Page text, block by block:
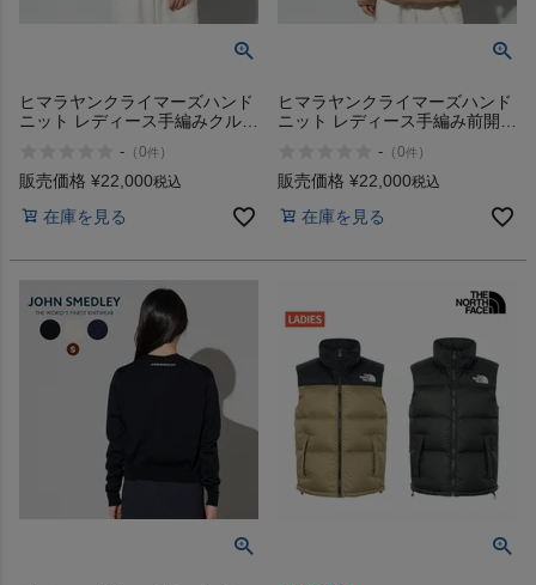
ヒマラヤンクライマーズハンド
ニット レディース手編みクルー
- （0件 ）
販売価格 ¥22,000税込
在庫を見る
ヒマラヤンクライマーズハンド
ニット レディース手編み前開き
- （0件 ）
販売価格 ¥22,000税込
在庫を見る